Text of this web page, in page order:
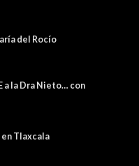
del Rocío
a la Dra Nieto… con
en Tlaxcala